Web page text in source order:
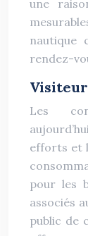
une
nautique
rendez-
Les
efforts et
pour les
associés
public de